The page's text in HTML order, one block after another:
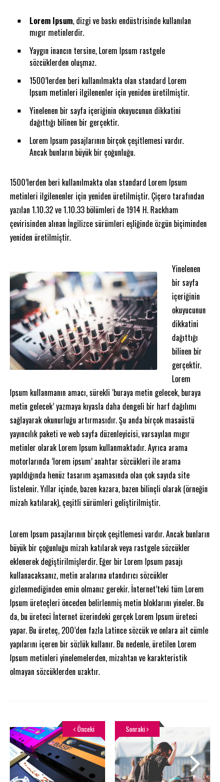
Lorem Ipsum, dizgi ve baskı endüstrisinde kullanılan
mıgır metinlerdir.
Yaygın inancın tersine, Lorem Ipsum rastgele
sözcüklerden oluşmaz.
1500’lerden beri kullanılmakta olan standard Lorem
Ipsum metinleri ilgilenenler için yeniden üretilmiştir.
Yinelenen bir sayfa içeriğinin okuyucunun dikkatini
dağıttığı bilinen bir gerçektir.
Lorem Ipsum pasajlarının birçok çeşitlemesi vardır.
Ancak bunların büyük bir çoğunluğu.
1500’lerden beri kullanılmakta olan standard Lorem Ipsum
metinleri ilgilenenler için yeniden üretilmiştir. Çiçero tarafından
yazılan 1.10.32 ve 1.10.33 bölümleri de 1914 H. Rackham
çevirisinden alınan İngilizce sürümleri eşliğinde özgün biçiminden
yeniden üretilmiştir.
Yinelenen
bir sayfa
içeriğinin
okuyucunun
dikkatini
dağıttığı
bilinen bir
gerçektir.
Lorem
Ipsum kullanmanın amacı, sürekli ‘buraya metin gelecek, buraya
metin gelecek’ yazmaya kıyasla daha dengeli bir harf dağılımı
sağlayarak okunurluğu artırmasıdır. Şu anda birçok masaüstü
yayıncılık paketi ve web sayfa düzenleyicisi, varsayılan mıgır
metinler olarak Lorem Ipsum kullanmaktadır. Ayrıca arama
motorlarında ‘lorem ipsum’ anahtar sözcükleri ile arama
yapıldığında henüz tasarım aşamasında olan çok sayıda site
listelenir. Yıllar içinde, bazen kazara, bazen bilinçli olarak (örneğin
mizah katılarak), çeşitli sürümleri geliştirilmiştir.
Lorem Ipsum pasajlarının birçok çeşitlemesi vardır. Ancak bunların
büyük bir çoğunluğu mizah katılarak veya rastgele sözcükler
eklenerek değiştirilmişlerdir. Eğer bir Lorem Ipsum pasajı
kullanacaksanız, metin aralarına utandırıcı sözcükler
gizlenmediğinden emin olmanız gerekir. İnternet’teki tüm Lorem
Ipsum üreteçleri önceden belirlenmiş metin bloklarını yineler. Bu
da, bu üreteci İnternet üzerindeki gerçek Lorem Ipsum üreteci
yapar. Bu üreteç, 200’den fazla Latince sözcük ve onlara ait cümle
yapılarını içeren bir sözlük kullanır. Bu nedenle, üretilen Lorem
Ipsum metinleri yinelemelerden, mizahtan ve karakteristik
olmayan sözcüklerden uzaktır.
Önceki Sonraki